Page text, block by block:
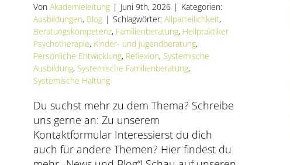
Von Akademieleitung | Juni 9th, 2026 | Kategorien:
Ausbildungen, Blog | Schlagwörter: Allparteilichkeit,
Beratungskompetenz, Familienberatung, Heilpraktiker
Psychotherapie, Kinder- und Jugendberatung,
Persönliche Entwicklung, Reflexion, Systemische
Ausbildung, Systemische Familienberatung,
Systemische Haltung
Du suchst mehr zu dem Thema? Schreibe
uns gerne an: Zu unserem
Kontaktformular Interessierst du dich
auch für andere Themen? Hier findest du